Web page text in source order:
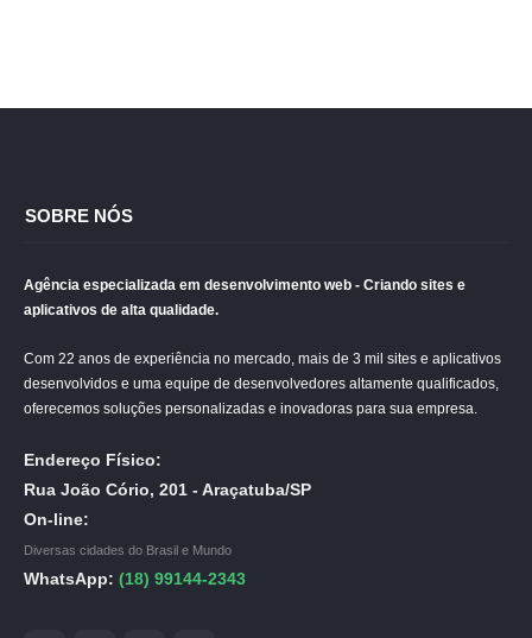
SOBRE NÓS
Agência especializada em desenvolvimento web - Criando sites e
aplicativos de alta qualidade.
Com 22 anos de experiência no mercado, mais de 3 mil sites e aplicativos
desenvolvidos e uma equipe de desenvolvedores altamente qualificados,
oferecemos soluções personalizadas e inovadoras para sua empresa.
Endereço Físico:
Rua João Cório, 201 - Araçatuba/SP
On-line:
Diversas cidades do Brasil e Mundo
WhatsApp: (18) 99144-2343